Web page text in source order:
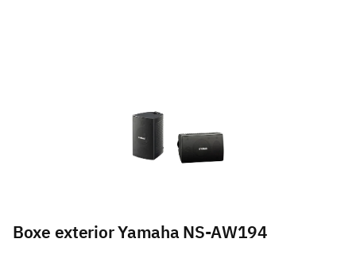
Boxe exterior Yamaha NS-AW194